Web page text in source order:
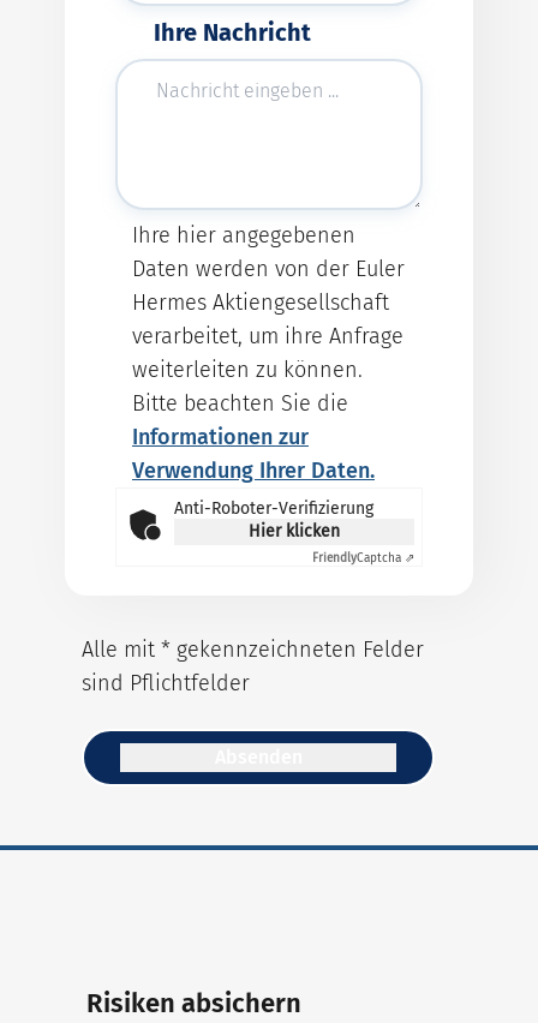
Ihre Nachricht
Ihre hier angegebenen
Daten werden von der Euler
Hermes Aktiengesellschaft
verarbeitet, um ihre Anfrage
weiterleiten zu können.
Bitte beachten Sie die
Informationen zur
Verwendung Ihrer Daten.
Anti-Roboter-Verifizierung
Hier klicken
FriendlyCaptcha ⇗
Alle mit * gekennzeichneten Felder
sind Pflichtfelder
Risiken absichern